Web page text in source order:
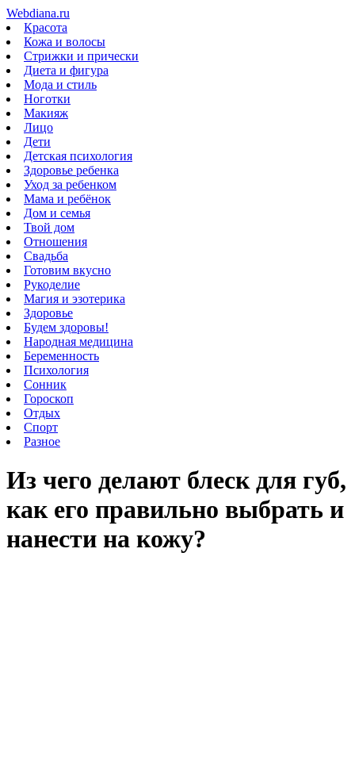
Webdiana.ru
Красота
Кожа и волосы
Стрижки и прически
Диета и фигура
Мода и стиль
Ноготки
Макияж
Лицо
Дети
Детская психология
Здоровье ребенка
Уход за ребенком
Мама и ребёнок
Дом и семья
Твой дом
Отношения
Свадьба
Готовим вкусно
Рукоделие
Магия и эзотерика
Здоровье
Будем здоровы!
Народная медицина
Беременность
Психология
Сонник
Гороскоп
Отдых
Спорт
Разное
Из чего делают блеск для губ,
как его правильно выбрать и
нанести на кожу?